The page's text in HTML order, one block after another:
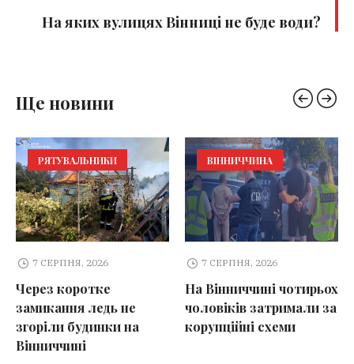
На яких вулицях Вінниці не буде води?
Ще новини
РЯТУВАЛЬНИКИ
7 СЕРПНЯ, 2026
Через коротке
замикання ледь не
згоріли будинки на
Вінниччині
ВІННИЧЧИНА
7 СЕРПНЯ, 2026
На Вінниччині чотирьох
чоловіків затримали за
корупційні схеми